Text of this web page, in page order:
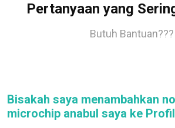
Pertanyaan yang
Butuh Bantuan???
Bisakah saya menambahkan
microchip anabul saya ke